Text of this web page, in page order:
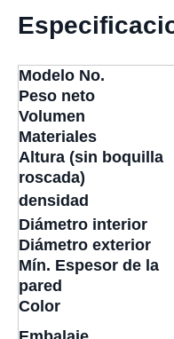
Modelo No.
Peso neto
Volumen
Materiales
Altura (sin boquilla
roscada)
densidad
Diámetro interior
Diámetro exterior
Mín. Espesor de la
pared
Color